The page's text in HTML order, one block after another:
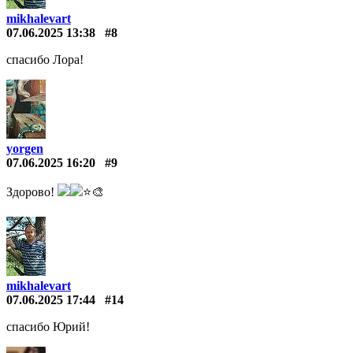
mikhalevart
07.06.2025 13:38
#8
спасибо Лора!
yorgen
07.06.2025 16:20
#9
Здорово! ⭐🎨
mikhalevart
07.06.2025 17:44
#14
спасибо Юрий!